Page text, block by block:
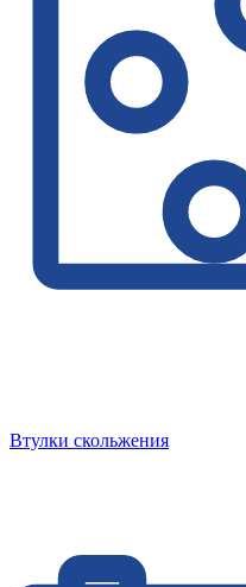
Втулки скольжения